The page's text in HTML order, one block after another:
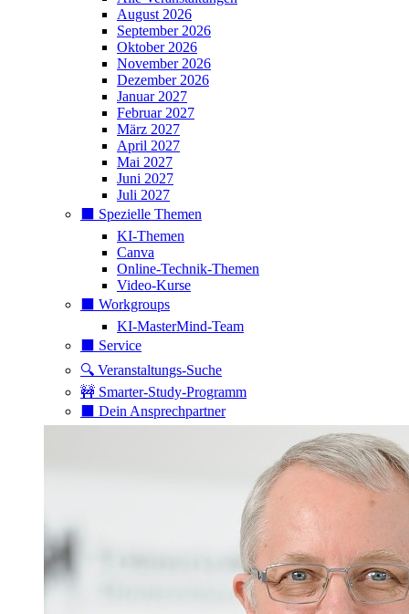
August 2026
September 2026
Oktober 2026
November 2026
Dezember 2026
Januar 2027
Februar 2027
März 2027
April 2027
Mai 2027
Juni 2027
Juli 2027
⬛️ Spezielle Themen
KI-Themen
Canva
Online-Technik-Themen
Video-Kurse
⬛️ Workgroups
KI-MasterMind-Team
⬛️ Service
🔍 Veranstaltungs-Suche
🚧 Smarter-Study-Programm
⬛️ Dein Ansprechpartner